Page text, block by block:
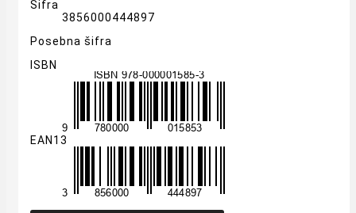
Šifra
3856000444897
Posebna šifra
ISBN
EAN13